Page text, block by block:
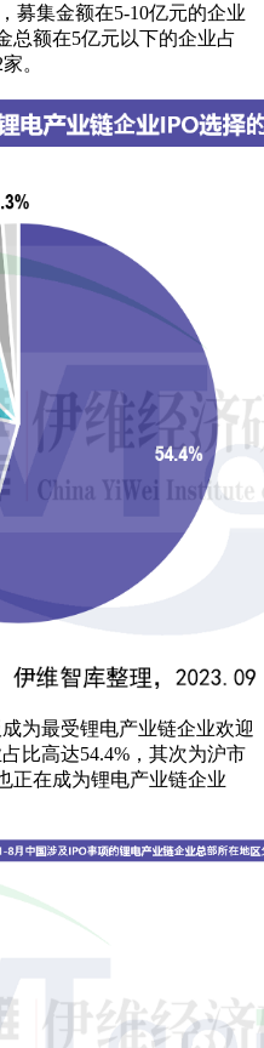
募集金额在5-10亿元的企业
总额在5亿元以下的企业占
。
为最受锂电产业链企业欢迎
比高达54.4%，其次为沪市
正在成为锂电产业链企业